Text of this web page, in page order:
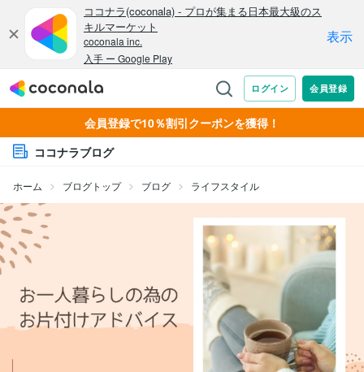
会員登録で10％割引クーポンを獲得！
ココナラブログ
ホーム ブログトップ ブログ ライフスタイル